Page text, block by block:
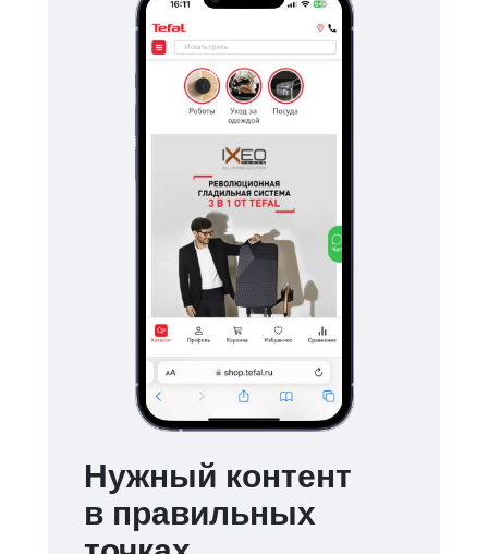
Нужный контент
в правильных